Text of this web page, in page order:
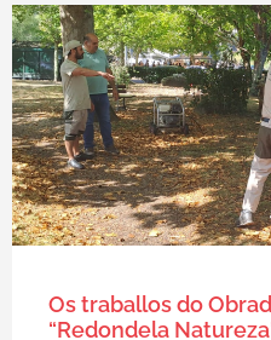
Os traballos do
“Redondela